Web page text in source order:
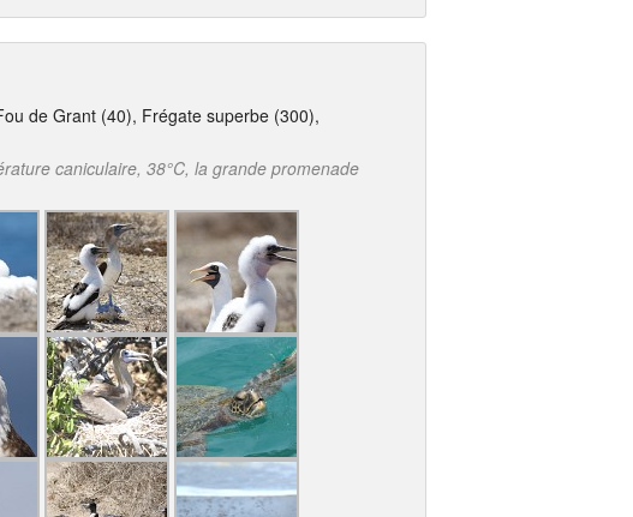
de Grant (40), Frégate superbe (300),
caniculaire, 38°C, la grande promenade